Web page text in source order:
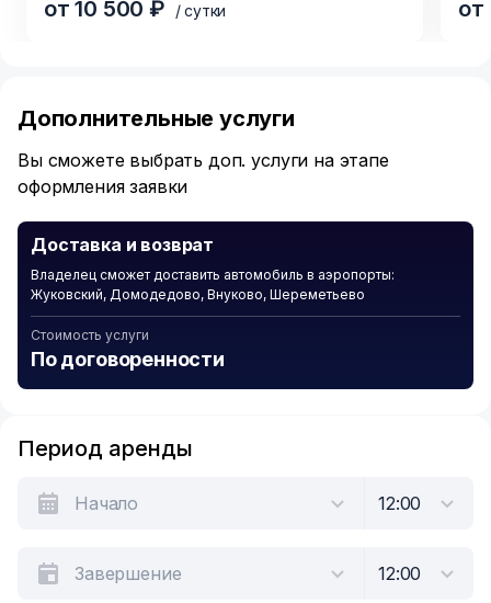
от 10 500 ₽ / сутки от
of
6
Дополнительные услуги
Вы сможете выбрать доп. услуги на этапе
оформления заявки
Доставка и возврат
Владелец сможет доставить автомобиль в аэропорты:
Жуковский, Домодедово, Внуково, Шереметьево
Стоимость услуги
По договоренности
Период аренды